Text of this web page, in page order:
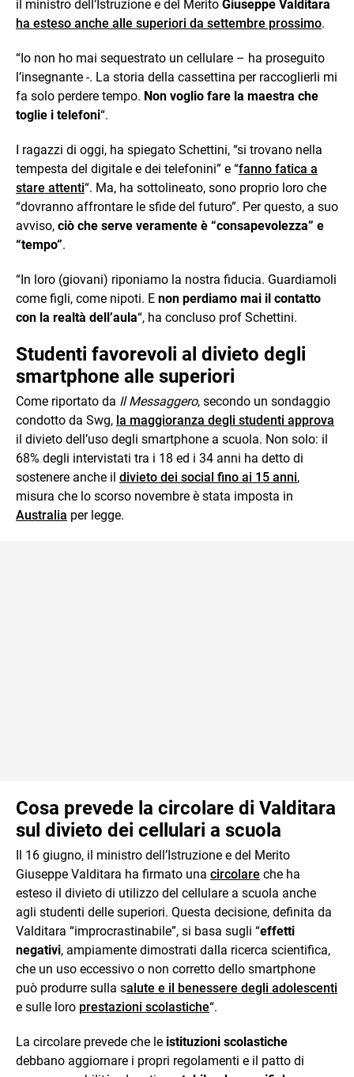
il ministro dell’Istruzione e del Merito Giuseppe Valditara
ha esteso anche alle superiori da settembre prossimo.
“Io non ho mai sequestrato un cellulare – ha proseguito
l’insegnante -. La storia della cassettina per raccoglierli mi
fa solo perdere tempo. Non voglio fare la maestra che
toglie i telefoni“.
I ragazzi di oggi, ha spiegato Schettini, “si trovano nella
tempesta del digitale e dei telefonini” e “fanno fatica a
stare attenti“. Ma, ha sottolineato, sono proprio loro che
“dovranno affrontare le sfide del futuro”. Per questo, a suo
avviso, ciò che serve veramente è “consapevolezza” e
“tempo”.
“In loro (giovani) riponiamo la nostra fiducia. Guardiamoli
come figli, come nipoti. E non perdiamo mai il contatto
con la realtà dell’aula“, ha concluso prof Schettini.
Studenti favorevoli al divieto degli
smartphone alle superiori
Come riportato da Il Messaggero, secondo un sondaggio
condotto da Swg, la maggioranza degli studenti approva
il divieto dell’uso degli smartphone a scuola. Non solo: il
68% degli intervistati tra i 18 ed i 34 anni ha detto di
sostenere anche il divieto dei social fino ai 15 anni,
misura che lo scorso novembre è stata imposta in
Australia per legge.
Cosa prevede la circolare di Valditara
sul divieto dei cellulari a scuola
Il 16 giugno, il ministro dell’Istruzione e del Merito
Giuseppe Valditara ha firmato una circolare che ha
esteso il divieto di utilizzo del cellulare a scuola anche
agli studenti delle superiori. Questa decisione, definita da
Valditara “improcrastinabile”, si basa sugli “effetti
negativi, ampiamente dimostrati dalla ricerca scientifica,
che un uso eccessivo o non corretto dello smartphone
può produrre sulla salute e il benessere degli adolescenti
e sulle loro prestazioni scolastiche“.
La circolare prevede che le istituzioni scolastiche
debbano aggiornare i propri regolamenti e il patto di